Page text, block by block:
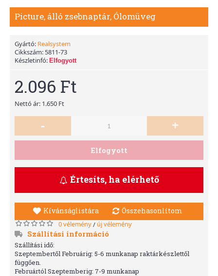
Picture, álló zsebnaptár, Ólomüveg
Gyártó: Realsystem
Cikkszám: 5811-73
Készletinfó: Elfogyott
2.096 Ft
Nettó ár: 1.650 Ft
- +
Elfogyott
Értesíts, ha elérhető
Kívánságlistára Összehasonlítom
0 vélemény/ új vélemény
Szállítási információ
Szállítási idő:
Szeptembertől Februárig: 5-6 munkanap raktárkészlettől
függően.
Februártól Szeptemberig: 7-9 munkanap